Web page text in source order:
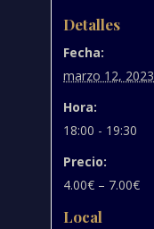
Detalles
Fecha:
marzo 12, 2023
Hora:
18:00 - 19:30
Precio:
4.00€ – 7.00€
Local